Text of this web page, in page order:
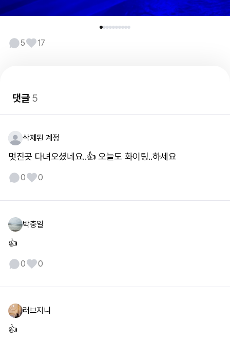
5 17
댓글5
삭제된 계정
멋진곳 다녀오셨네요..👍 오늘도 화이팅..하세요
0 0
박충일
👍
0 0
러브지니
👍